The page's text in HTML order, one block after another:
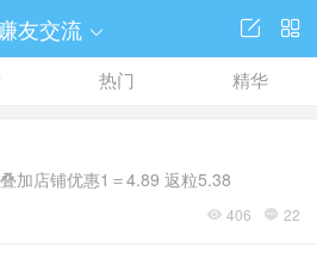
友交流  

热门 精华
加店铺优惠1＝4.89 返粒5.38
 406  22